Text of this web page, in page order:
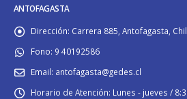
ANTOFAGASTA
Dirección: Carrera 885, Antofagasta,
Fono: 9 40192586
Email: antofagasta@gedes.cl
Horario de Atención: Lunes - jueves /